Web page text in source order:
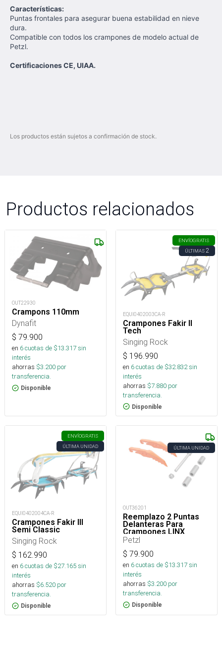
Características:
Puntas frontales para asegurar buena estabilidad en nieve
dura.
Compatible con todos los crampones de modelo actual de
Petzl.
Certificaciones CE, UIAA.
Los productos están sujetos a confirmación de stock.
Productos relacionados
OUT22930
Crampons 110mm
Dynafit
$ 79.900
en 6cuotas de $13.317sin
interés
ahorras $3.200 por
transferencia.
Disponible
ENVÍOGRATIS
ÚLTIMAS2
EQUI0402003CA-R
Crampones Fakir II
Tech
Singing Rock
$ 196.990
en 6cuotas de $32.832sin
interés
ahorras $7.880 por
transferencia.
Disponible
ENVÍOGRATIS
ÚLTIMA UNIDAD
EQUI0402004CA-R
Crampones Fakir III
Semi Classic
Singing Rock
$ 162.990
en 6cuotas de $27.165sin
interés
ahorras $6.520 por
transferencia.
Disponible
ÚLTIMA UNIDAD
OUT36201
Reemplazo 2 Puntas
Delanteras Para
Crampones LINX
Petzl
$ 79.900
en 6cuotas de $13.317sin
interés
ahorras $3.200 por
transferencia.
Disponible